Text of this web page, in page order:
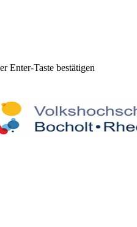
Enter-Taste bestätigen